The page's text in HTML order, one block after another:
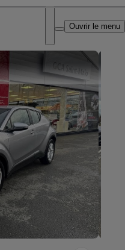
DEALER NAME
Ouvrir le menu